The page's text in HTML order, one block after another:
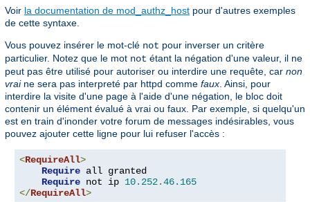
Voir la documentation de mod_authz_host pour d'autres exemples
de cette syntaxe.
Vous pouvez insérer le mot-clé not pour inverser un critère
particulier. Notez que le mot not étant la négation d'une valeur, il ne
peut pas être utilisé pour autoriser ou interdire une requête, car non
vraine sera pas interpreté par httpd comme faux. Ainsi, pour
interdire la visite d'une page à l'aide d'une négation, le bloc doit
contenir un élément évalué à vrai ou faux. Par exemple, si quelqu'un
est en train d'inonder votre forum de messages indésirables, vous
pouvez ajouter cette ligne pour lui refuser l'accès :
<RequireAll>
Require all granted
Require not ip 10.252.46.165
</RequireAll>